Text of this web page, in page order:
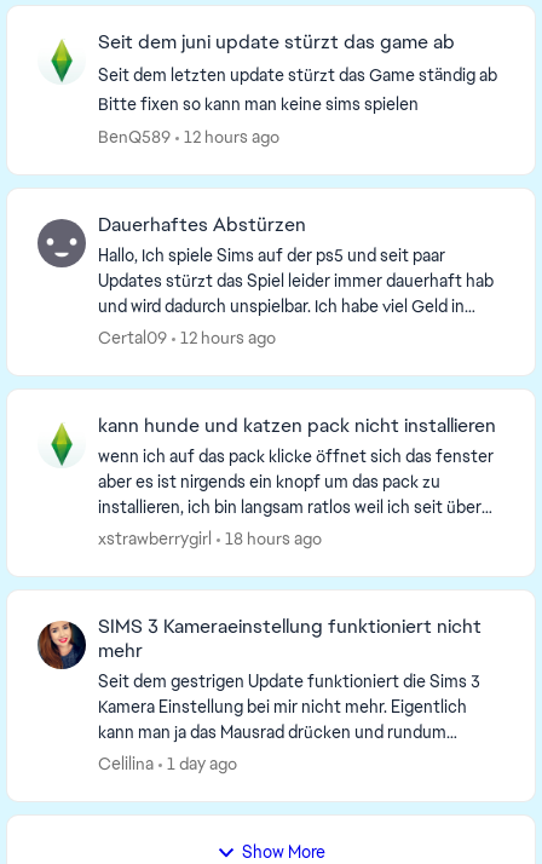
Seit dem juni update stürzt das game ab
Seit dem letzten update stürzt das Game ständig ab
Bitte fixen so kann man keine sims spielen
BenQ589
12 hours ago
Dauerhaftes Abstürzen
Hallo, Ich spiele Sims auf der ps5 und seit paar
Updates stürzt das Spiel leider immer dauerhaft hab
und wird dadurch unspielbar. Ich habe viel Geld in
DLC's gesteckt und fände es cool wenn dort der...
Certal09 12 hours ago
kann hunde und katzen pack nicht installieren
wenn ich auf das pack klicke öffnet sich das fenster
aber es ist nirgends ein knopf um das pack zu
installieren, ich bin langsam ratlos weil ich seit über
einem monat das pack nicht nutzen kann weil ...
xstrawberrygirl 18 hours ago
SIMS 3 Kameraeinstellung funktioniert nicht
mehr
Seit dem gestrigen Update funktioniert die Sims 3
Kamera Einstellung bei mir nicht mehr. Eigentlich
kann man ja das Mausrad drücken und rundum
schwenken.. das funktioniert bei mir seit gestern
Celilina 1 day ago
Show More